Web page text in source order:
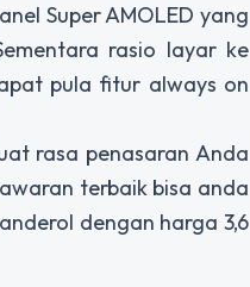
Super AMOLED yang
rasio layar ke
pula fitur always on
rasa penasaran Anda
terbaik bisa anda
dengan harga 3,6